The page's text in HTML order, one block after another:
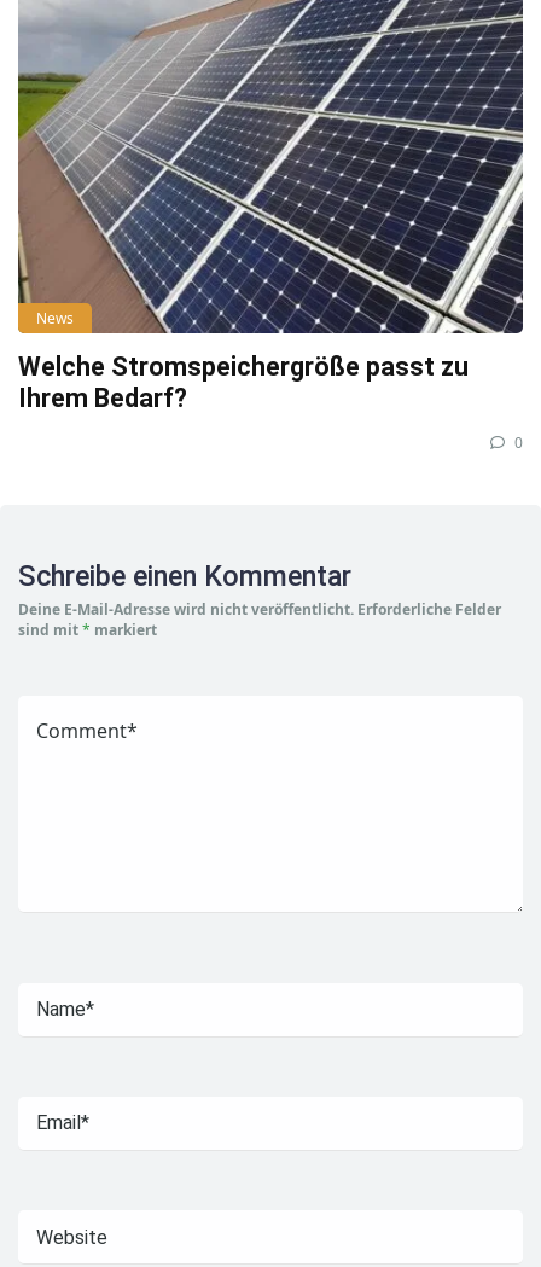
News
Welche Stromspeichergröße passt zu
Ihrem Bedarf?
0
Schreibe einen Kommentar
Deine E-Mail-Adresse wird nicht veröffentlicht. Erforderliche Felder
sind mit* markiert